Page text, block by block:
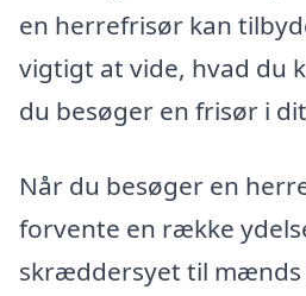
en herrefrisør kan
vigtigt at vide, hvad du
du besøger en frisør i
Når du besøger en
forvente en række
skræddersyet til mænds